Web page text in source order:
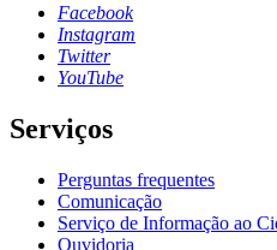
Facebook
Instagram
Twitter
YouTube
Serviços
Perguntas frequentes
Comunicação
Serviço de Informação ao
Ouvidoria